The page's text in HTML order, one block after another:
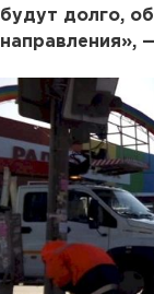
будут долго,
направления»,